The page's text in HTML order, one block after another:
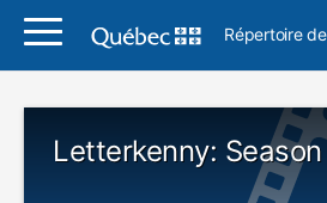
Répertoire
Letterkenny: Season